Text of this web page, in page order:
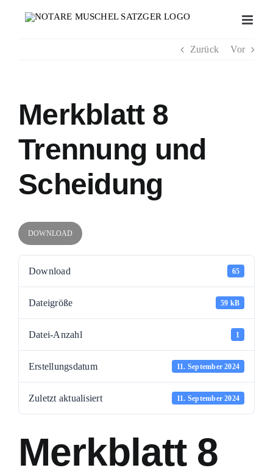
Zurück
Vor
Merkblatt 8
Trennung und
Scheidung
DOWNLOAD
Download 65
Dateigröße 59 kB
Datei-Anzahl 1
Erstellungsdatum 11. September 2024
Zuletzt aktualisiert 11. September 2024
Merkblatt 8